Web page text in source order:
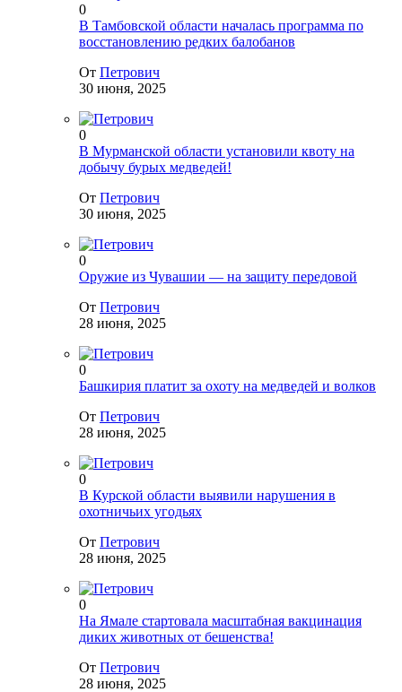
0
В Тамбовской области началась программа по
восстановлению редких балобанов
От Петрович
30 июня, 2025
0
В Мурманской области установили квоту на
добычу бурых медведей!
От Петрович
30 июня, 2025
0
Оружие из Чувашии — на защиту передовой
От Петрович
28 июня, 2025
0
Башкирия платит за охоту на медведей и волков
От Петрович
28 июня, 2025
0
В Курской области выявили нарушения в
охотничьих угодьях
От Петрович
28 июня, 2025
0
На Ямале стартовала масштабная вакцинация
диких животных от бешенства!
От Петрович
28 июня, 2025